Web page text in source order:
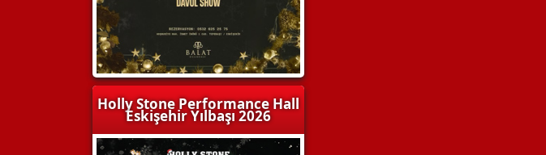
Holly Stone Performance Hall
Eskişehir Yılbaşı 2026